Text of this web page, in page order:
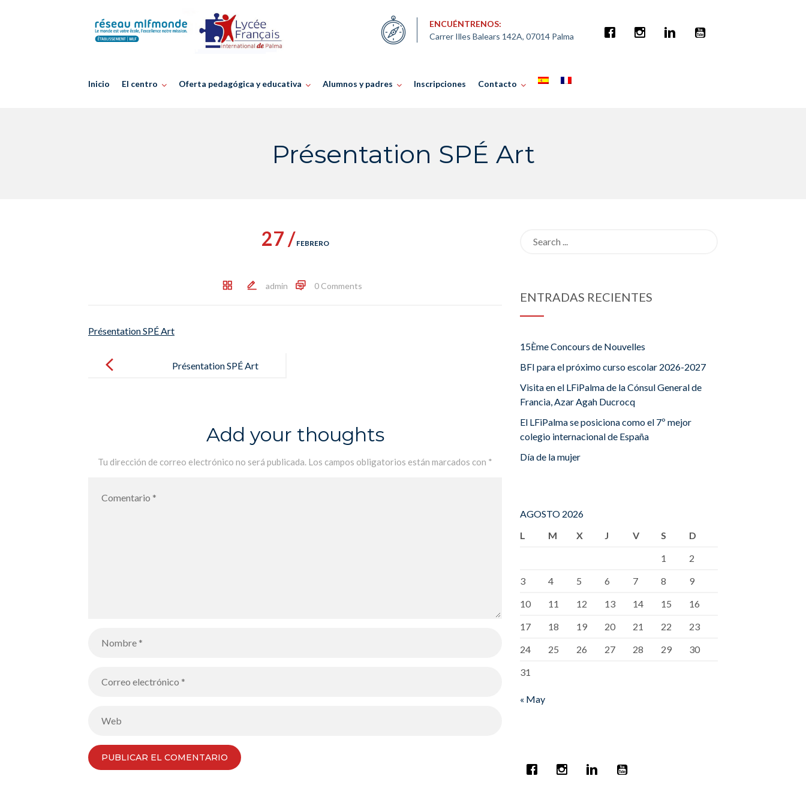
ENCUÉNTRENOS:
Carrer Illes Balears 142A, 07014 Palma
Inicio El centro Oferta pedagógica y educativa Alumnos y padres Inscripciones Contacto
Présentation SPÉ Art
27 / FEBRERO
admin 0 Comments
Présentation SPÉ Art
navigation
Présentation SPÉ Art
Add your thoughts
Tu dirección de correo electrónico no será publicada. Los campos obligatorios están marcados con *
ENTRADAS RECIENTES
15Ème Concours de Nouvelles
BFI para el próximo curso escolar 2026-2027
Visita en el LFiPalma de la Cónsul General de
Francia, Azar Agah Ducrocq
El LFiPalma se posiciona como el 7º mejor
colegio internacional de España
Día de la mujer
AGOSTO 2026
L
M X J V S
D
1
2
3
4 5 6 7 8
9
10
11 12 13 14 15
16
17
18 19 20 21 22
23
24
25 26 27 28 29
30
31
« May